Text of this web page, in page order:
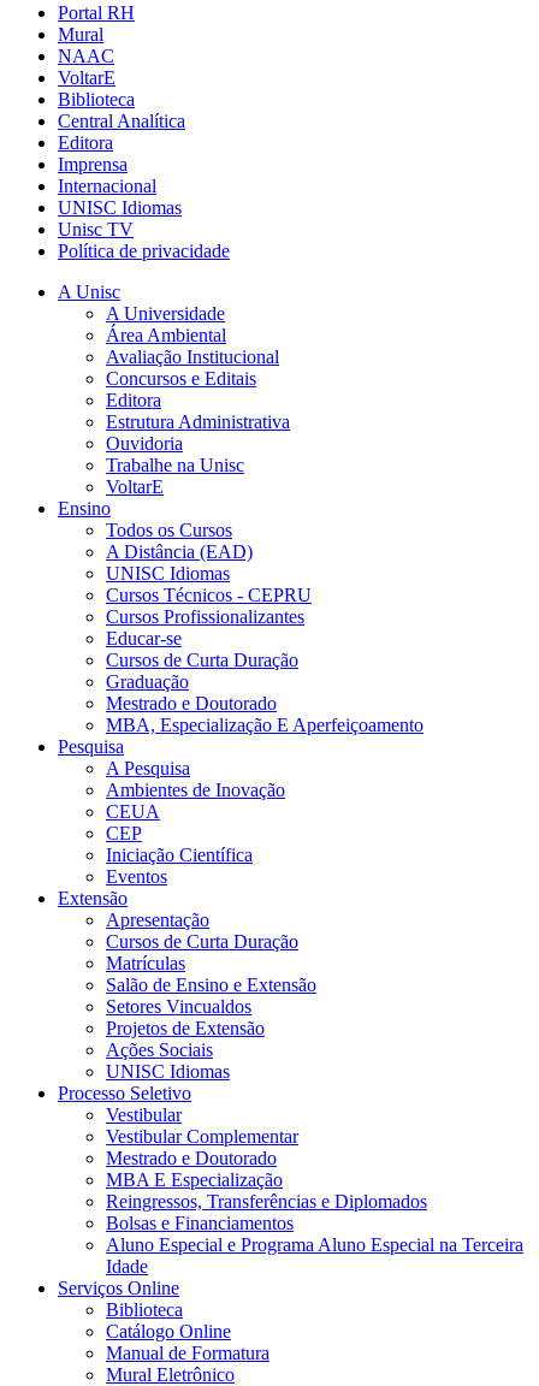
Portal RH
Mural
NAAC
VoltarE
Biblioteca
Central Analítica
Editora
Imprensa
Internacional
UNISC Idiomas
Unisc TV
Política de privacidade
A Unisc
A Universidade
Área Ambiental
Avaliação Institucional
Concursos e Editais
Editora
Estrutura Administrativa
Ouvidoria
Trabalhe na Unisc
VoltarE
Ensino
Todos os Cursos
A Distância (EAD)
UNISC Idiomas
Cursos Técnicos - CEPRU
Cursos Profissionalizantes
Educar-se
Cursos de Curta Duração
Graduação
Mestrado e Doutorado
MBA, Especialização E Aperfeiçoamento
Pesquisa
A Pesquisa
Ambientes de Inovação
CEUA
CEP
Iniciação Científica
Eventos
Extensão
Apresentação
Cursos de Curta Duração
Matrículas
Salão de Ensino e Extensão
Setores Vincualdos
Projetos de Extensão
Ações Sociais
UNISC Idiomas
Processo Seletivo
Vestibular
Vestibular Complementar
Mestrado e Doutorado
MBA E Especialização
Reingressos, Transferências e Diplomados
Bolsas e Financiamentos
Aluno Especial e Programa Aluno Especial na Terceira
Idade
Serviços Online
Biblioteca
Catálogo Online
Manual de Formatura
Mural Eletrônico